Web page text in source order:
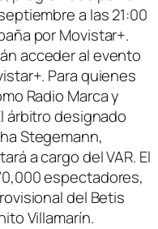
a las 21:00
por Movistar+.
acceder al evento
Para quienes
Radio Marca y
árbitro designado
Stegemann,
a cargo del VAR. El
espectadores,
del Betis
Villamarín.